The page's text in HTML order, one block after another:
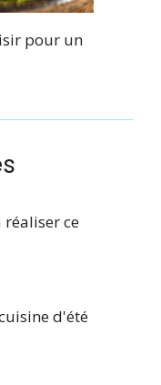
pour un
réaliser ce
d'été